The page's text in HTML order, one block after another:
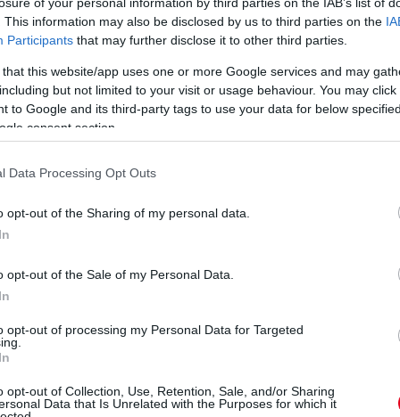
This information may also be disclosed by us to third parties on the
Participants that may further disclose it to other third parties.
that this website/app uses one or more Google services and may
but not limited to your visit or usage behaviour. You may
to Google and its third-party tags to use your data for below
consent section.
Data Processing Opt Outs
opt-out of the Sharing of my personal data.
opt-out of the Sale of my Personal Data.
opt-out of processing my Personal Data for Targeted
opt-out of Collection, Use, Retention, Sale, and/or Sharing
Data that Is Unrelated with the Purposes for which it
a második helyezett Luca Badoer is, aki
egy Ferrariban tűnt fel újra 2009-
kilenc évet és 296 napot hagyott ki
a visszatérésben. Elképesztően
rengeteg vezetői hibát elkövetve, így az
Dicstelen véget ért Badoer
a szakértők nagy része szerint
Kubicát egyébként még Pete Lovely is
Kanadai Nagydíj között nem láthattunk
lesz, mint az imént említett
után állhat fel (remélhetőleg) ismét a
az éppen távozó Fernando
legjobbja.
az alábbi gombokkal: